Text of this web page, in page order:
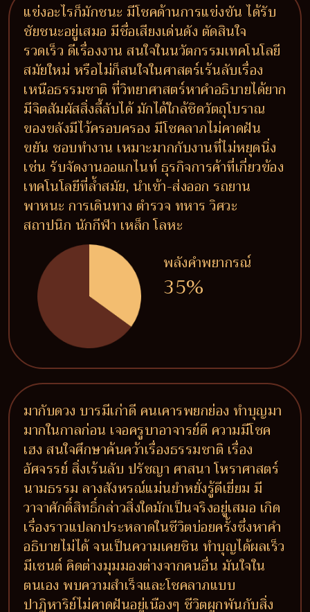
แข่งอะไรก็มักชนะ มีโชคด้านการแข่งขัน ได้รับ
ชัยชนะอยู่เสมอ มีชื่อเสียงเด่นดัง ตัดสินใจ
รวดเร็ว ดีเรื่องงาน สนใจในนวัตกรรมเทคโนโลยี
สมัยใหม่ หรือไม่ก็สนใจในศาสตร์เร้นลับเรื่อง
เหนือธรรมชาติ ที่วิทยาศาสตร์หาคำอธิบายได้ยาก
มีจิตสัมผัสสิ่งลี้ลับได้ มักได้ใกล้ชิดวัตถุโบราณ
ของขลังมีไว้ครอบครอง มีโชคลาภไม่คาดฝัน
ขยัน ชอบทำงาน เหมาะมากกับงานที่ไม่หยุดนิ่ง
เช่น รับจัดงานออแกไนท์ ธุรกิจการค้าที่เกี่ยวข้อง
เทคโนโลยีที่ล้ำสมัย, นำเข้า-ส่งออก รถยาน
พาหนะ การเดินทาง ตำรวจ ทหาร วิศวะ
สถาปนิก นักกีฬา เหล็ก โลหะ
พลังคำพยากรณ์
35%
มากับดวง บารมีเก่าดี คนเคารพยกย่อง ทำบุญมา
มากในกาลก่อน เจอครูบาอาจารย์ดี ความมีโชค
เฮง สนใจศึกษาค้นคว้าเรื่องธรรมชาติ เรื่อง
อัศจรรย์ สิ่งเร้นลับ ปรัชญา ศาสนา โหราศาสตร์
นามธรรม ลางสังหรณ์แม่นยำหยั่งรู้ดีเยี่ยม มี
วาจาศักดิ์สิทธิ์กล่าวสิ่งใดมักเป็นจริงอยู่เสมอ เกิด
เรื่องราวแปลกประหลาดในชีวิตบ่อยครั้งซึ่งหาคำ
อธิบายไม่ได้ จนเป็นความเคยชิน ทำบุญได้ผลเร็ว
มีเซนต์ คิดต่างมุมมองต่างจากคนอื่น มันใจใน
ตนเอง พบความสำเร็จและโชคลาภแบบ
ปาฏิหาริย์ไม่คาดฝันอยู่เนืองๆ ชีวิตผูกพันกับสิ่ง